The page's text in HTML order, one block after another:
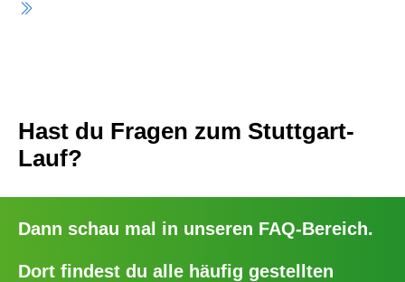
Hast du Fragen zum Stuttgart-
Lauf?
Dann schau mal in unseren FAQ-Bereich.
Dort findest du alle häufig gestellten